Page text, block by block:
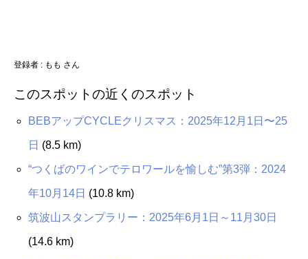
登録者 : もも さん
このスポットの近くのスポット
BEBアップCYCLEクリスマス：2025年12月1日〜25
日 (8.5 km)
“つくばのワインでテロワールを愉しむ”第3弾：2024
年10月14日 (10.8 km)
筑波山スタンプラリー：2025年6月1日～11月30日
(14.6 km)